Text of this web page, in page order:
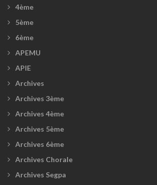
4ème
5ème
6ème
APEMU
APIE
Archives
Archives 3ème
Archives 4ème
Archives 5ème
Archives 6ème
Archives Chorale
Archives Segpa